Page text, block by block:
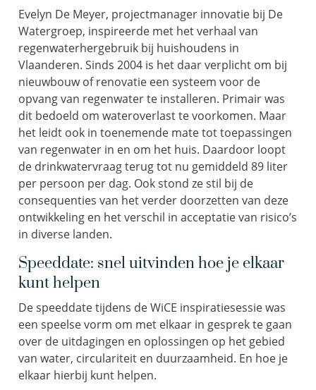
Evelyn De Meyer, projectmanager innovatie bij De
Watergroep, inspireerde met het verhaal van
regenwaterhergebruik bij huishoudens in
Vlaanderen. Sinds 2004 is het daar verplicht om bij
nieuwbouw of renovatie een systeem voor de
opvang van regenwater te installeren. Primair was
dit bedoeld om wateroverlast te voorkomen. Maar
het leidt ook in toenemende mate tot toepassingen
van regenwater in en om het huis. Daardoor loopt
de drinkwatervraag terug tot nu gemiddeld 89 liter
per persoon per dag. Ook stond ze stil bij de
consequenties van het verder doorzetten van deze
ontwikkeling en het verschil in acceptatie van risico’s
in diverse landen.
Speeddate: snel uitvinden hoe je elkaar
kunt helpen
De speeddate tijdens de WiCE inspiratiesessie was
een speelse vorm om met elkaar in gesprek te gaan
over de uitdagingen en oplossingen op het gebied
van water, circulariteit en duurzaamheid. En hoe je
elkaar hierbij kunt helpen.